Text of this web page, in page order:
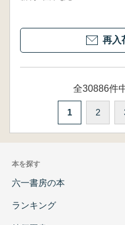
再入
全30886件
1 2
本を探す
六一書房の本
ランキング